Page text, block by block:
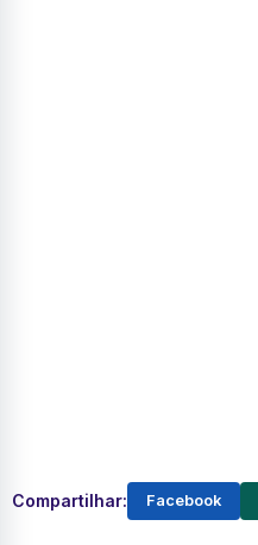
Compartilhar: Facebook